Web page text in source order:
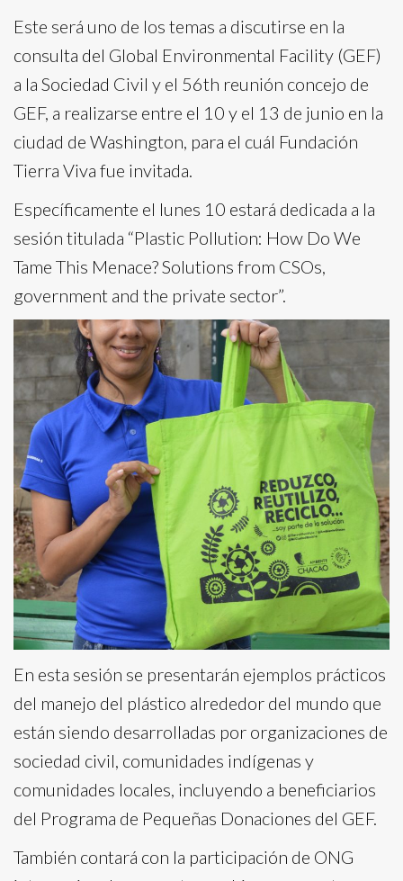
Este será uno de los temas a discutirse en la
consulta del Global Environmental Facility (GEF)
a la Sociedad Civil y el 56th reunión concejo de
GEF, a realizarse entre el 10 y el 13 de junio en la
ciudad de Washington, para el cuál Fundación
Tierra Viva fue invitada.
Específicamente el lunes 10 estará dedicada a la
sesión titulada “Plastic Pollution: How Do We
Tame This Menace? Solutions from CSOs,
government and the private sector”.
En esta sesión se presentarán ejemplos prácticos
del manejo del plástico alrededor del mundo que
están siendo desarrolladas por organizaciones de
sociedad civil, comunidades indígenas y
comunidades locales, incluyendo a beneficiarios
del Programa de Pequeñas Donaciones del GEF.
También contará con la participación de ONG